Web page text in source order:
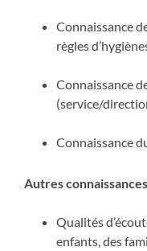
Connaissance
règles
Connaissance
(service/
Connaissance
Autres
Qualités
enfants, des